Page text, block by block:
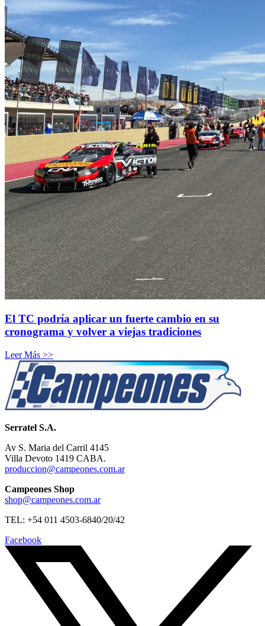
El TC podría aplicar un fuerte cambio en su
cronograma y volver a viejas tradiciones
Leer Más >>
Serratel S.A.
Av S. Maria del Carril 4145
Villa Devoto 1419 CABA.
produccion@campeones.com.ar
Campeones Shop
shop@campeones.com.ar
TEL: +54 011 4503-6840/20/42
Facebook